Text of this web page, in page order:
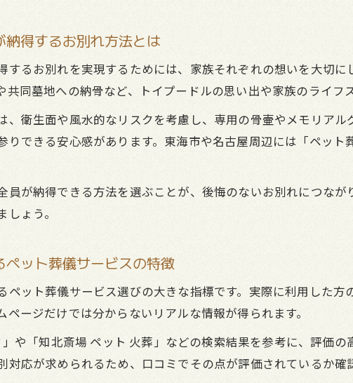
ペット葬儀経験者の声に学ぶ後悔しない
得するお別れ方法とは
するお別れを実現するためには、家族それぞれの想いを大切
共同墓地への納骨など、トイプードルの思い出や家族のライフ
、衛生面や風水的なリスクを考慮し、専用の骨壷やメモリア
りできる安心感があります。東海市や名古屋周辺には「ペッ
員が納得できる方法を選ぶことが、後悔のないお別れにつな
ょう。
ット葬儀サービスの特徴
ペット葬儀サービス選びの大きな指標です。実際に利用した
ージだけでは分からないリアルな情報が得られます。
」や「知北斎場 ペット 火葬」などの検索結果を参考に、評価
対応が求められるため、口コミでその点が評価されているか確